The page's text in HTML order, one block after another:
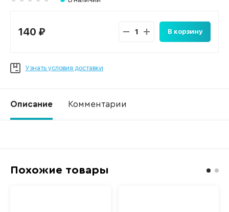
140 ₽ В корзину
Узнать условия доставки
Описание Комментарии
Похожие товары